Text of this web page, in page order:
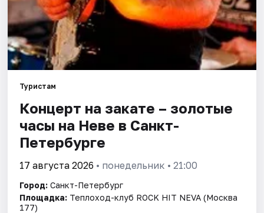
Туристам
Концерт на закате – золотые
часы на Неве в Санкт-
Петербурге
17 августа 2026 • понедельник • 21:00
Город: Санкт-Петербург
Площадка: Теплоход-клуб ROCK HIT NEVA (Москва
177)